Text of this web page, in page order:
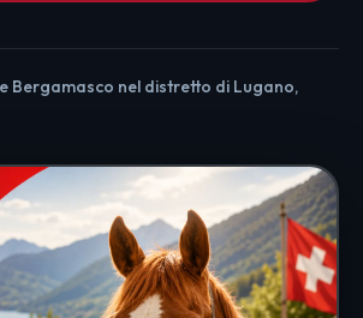
Bergamasco nel distretto di Lugano,